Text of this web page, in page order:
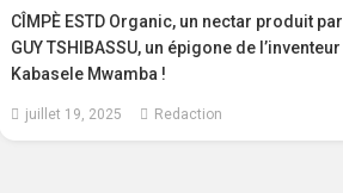
CÎMPÈ ESTD Organic, un nectar produit par
GUY TSHIBASSU, un épigone de l’inventeur
Kabasele Mwamba !
juillet 19, 2025 Redaction